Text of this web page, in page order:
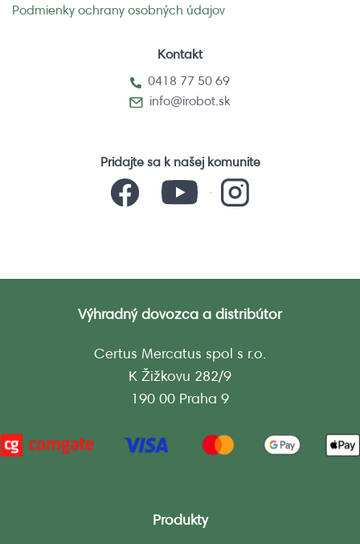
Podmienky ochrany osobných údajov
Kontakt
0418 77 50 69
info@irobot.sk
Pridajte sa k našej komunite
Výhradný dovozca a distribútor
Certus Mercatus spol s r.o.
K Žižkovu 282/9
190 00 Praha 9
Produkty